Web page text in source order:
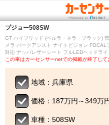
プジョー508SW
GT ハイブリッド (ペルラ・ネラ・ブラック)
メラ パークアシスト ナイトビジョン
対応 ナッパレザーシート フルLEDヘッドラ
この車はカーセンサーnetでの掲載が終了して
地域：兵庫県
価格：187万円～349万
車種：508SW